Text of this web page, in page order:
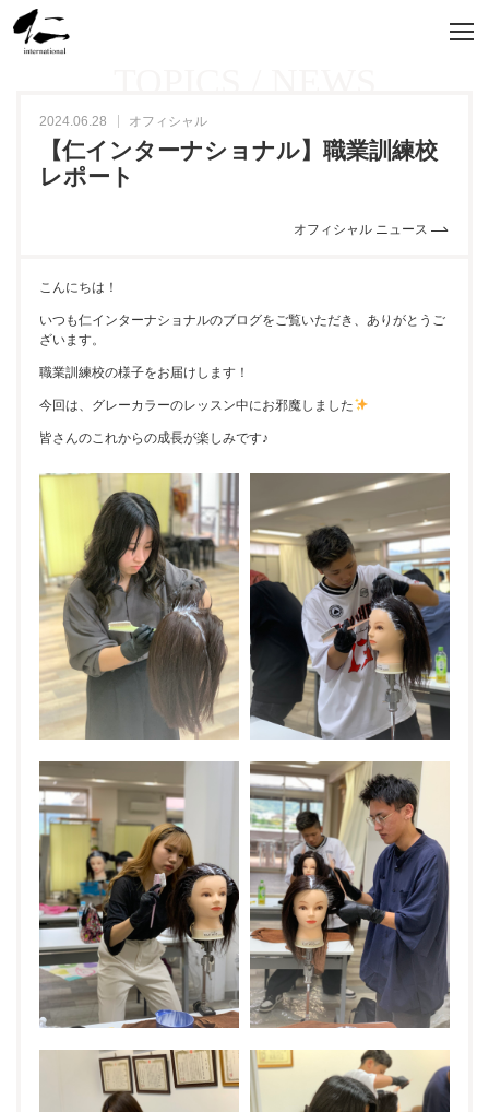
2024.06.28 オフィシャル
【仁インターナショナル】職業訓練校
レポート
オフィシャル ニュース
こんにちは！
いつも仁インターナショナルのブログをご覧いただき、ありがとうご
ざいます。
職業訓練校の様子をお届けします！
今回は、グレーカラーのレッスン中にお邪魔しました
皆さんのこれからの成長が楽しみです♪